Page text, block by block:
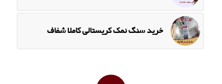
خرید سنگ نمک کریستالی کاملا شفاف